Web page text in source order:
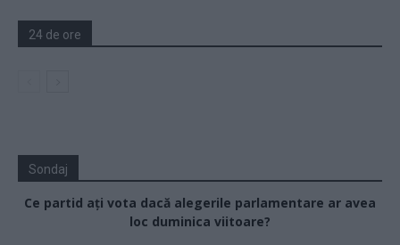
24 de ore
Sondaj
Ce partid ați vota dacă alegerile parlamentare ar avea
loc duminica viitoare?